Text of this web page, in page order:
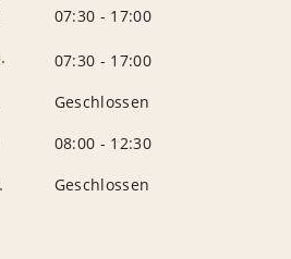
07:30 - 17:00
07:30 - 17:00
Geschlossen
08:00 - 12:30
Geschlossen